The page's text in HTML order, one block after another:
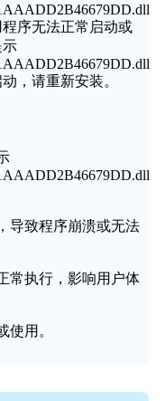
序无法正常启动或
示
，请重新安装。
导致程序崩溃或无法
常执行，影响用户体
使用。